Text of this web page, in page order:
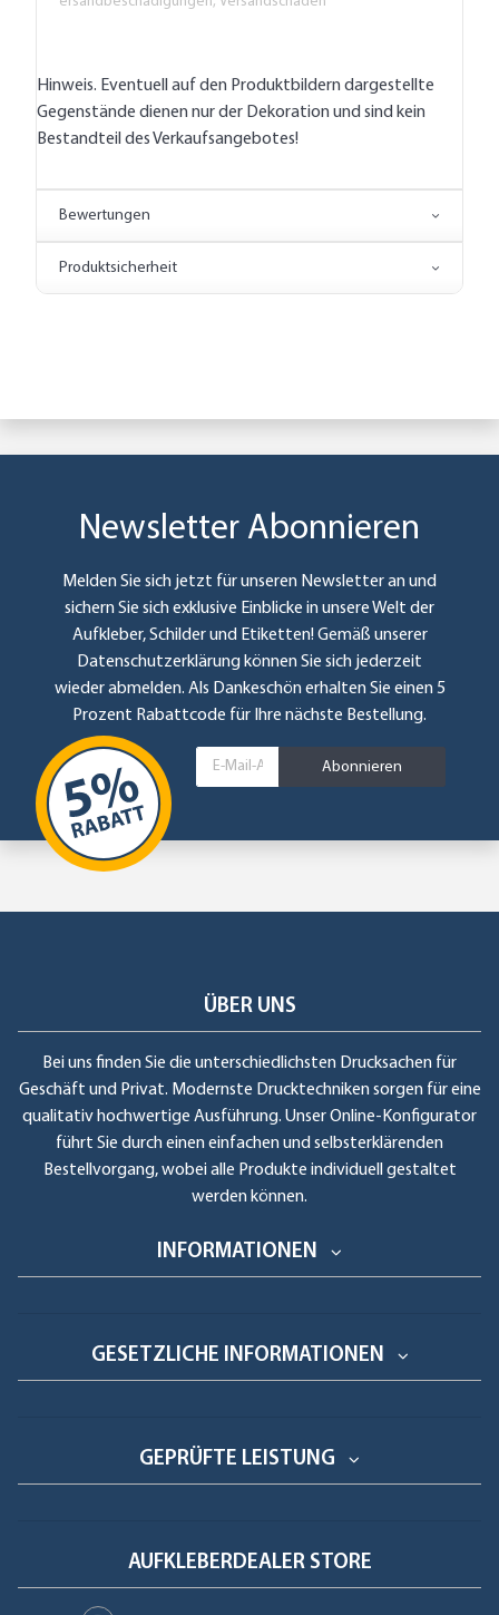
Hinweis. Eventuell auf den Produktbildern dargestellte
Gegenstände dienen nur der Dekoration und sind kein
Bestandteil des Verkaufsangebotes!
Bewertungen
Produktsicherheit
Newsletter Abonnieren
Melden Sie sich jetzt für unseren Newsletter an und
sichern Sie sich exklusive Einblicke in unsere Welt der
Aufkleber, Schilder und Etiketten! Gemäß unserer
Datenschutzerklärung können Sie sich jederzeit
wieder abmelden. Als Dankeschön erhalten Sie einen 5
Prozent Rabattcode für Ihre nächste Bestellung.
Abonnieren
ÜBER UNS
Bei uns finden Sie die unterschiedlichsten Drucksachen für
Geschäft und Privat. Modernste Drucktechniken sorgen für eine
qualitativ hochwertige Ausführung. Unser Online-Konfigurator
führt Sie durch einen einfachen und selbsterklärenden
Bestellvorgang, wobei alle Produkte individuell gestaltet
werden können.
INFORMATIONEN
GESETZLICHE INFORMATIONEN
GEPRÜFTE LEISTUNG
AUFKLEBERDEALER STORE